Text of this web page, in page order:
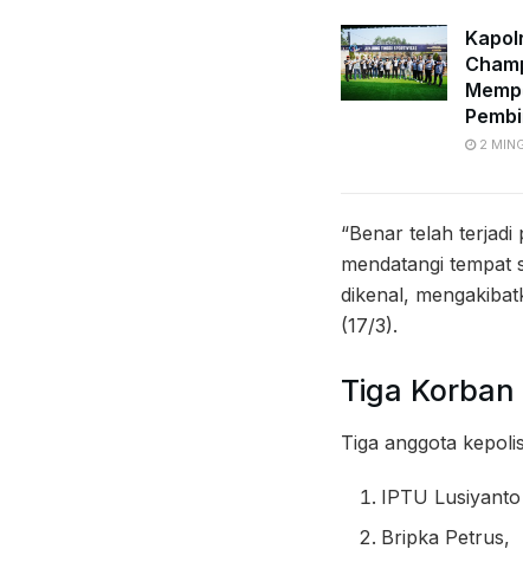
2
“Benar telah
mendatangi tempat
dikenal,
(17/3).
Tiga
Tiga anggota
IPTU
Bripka Petrus,